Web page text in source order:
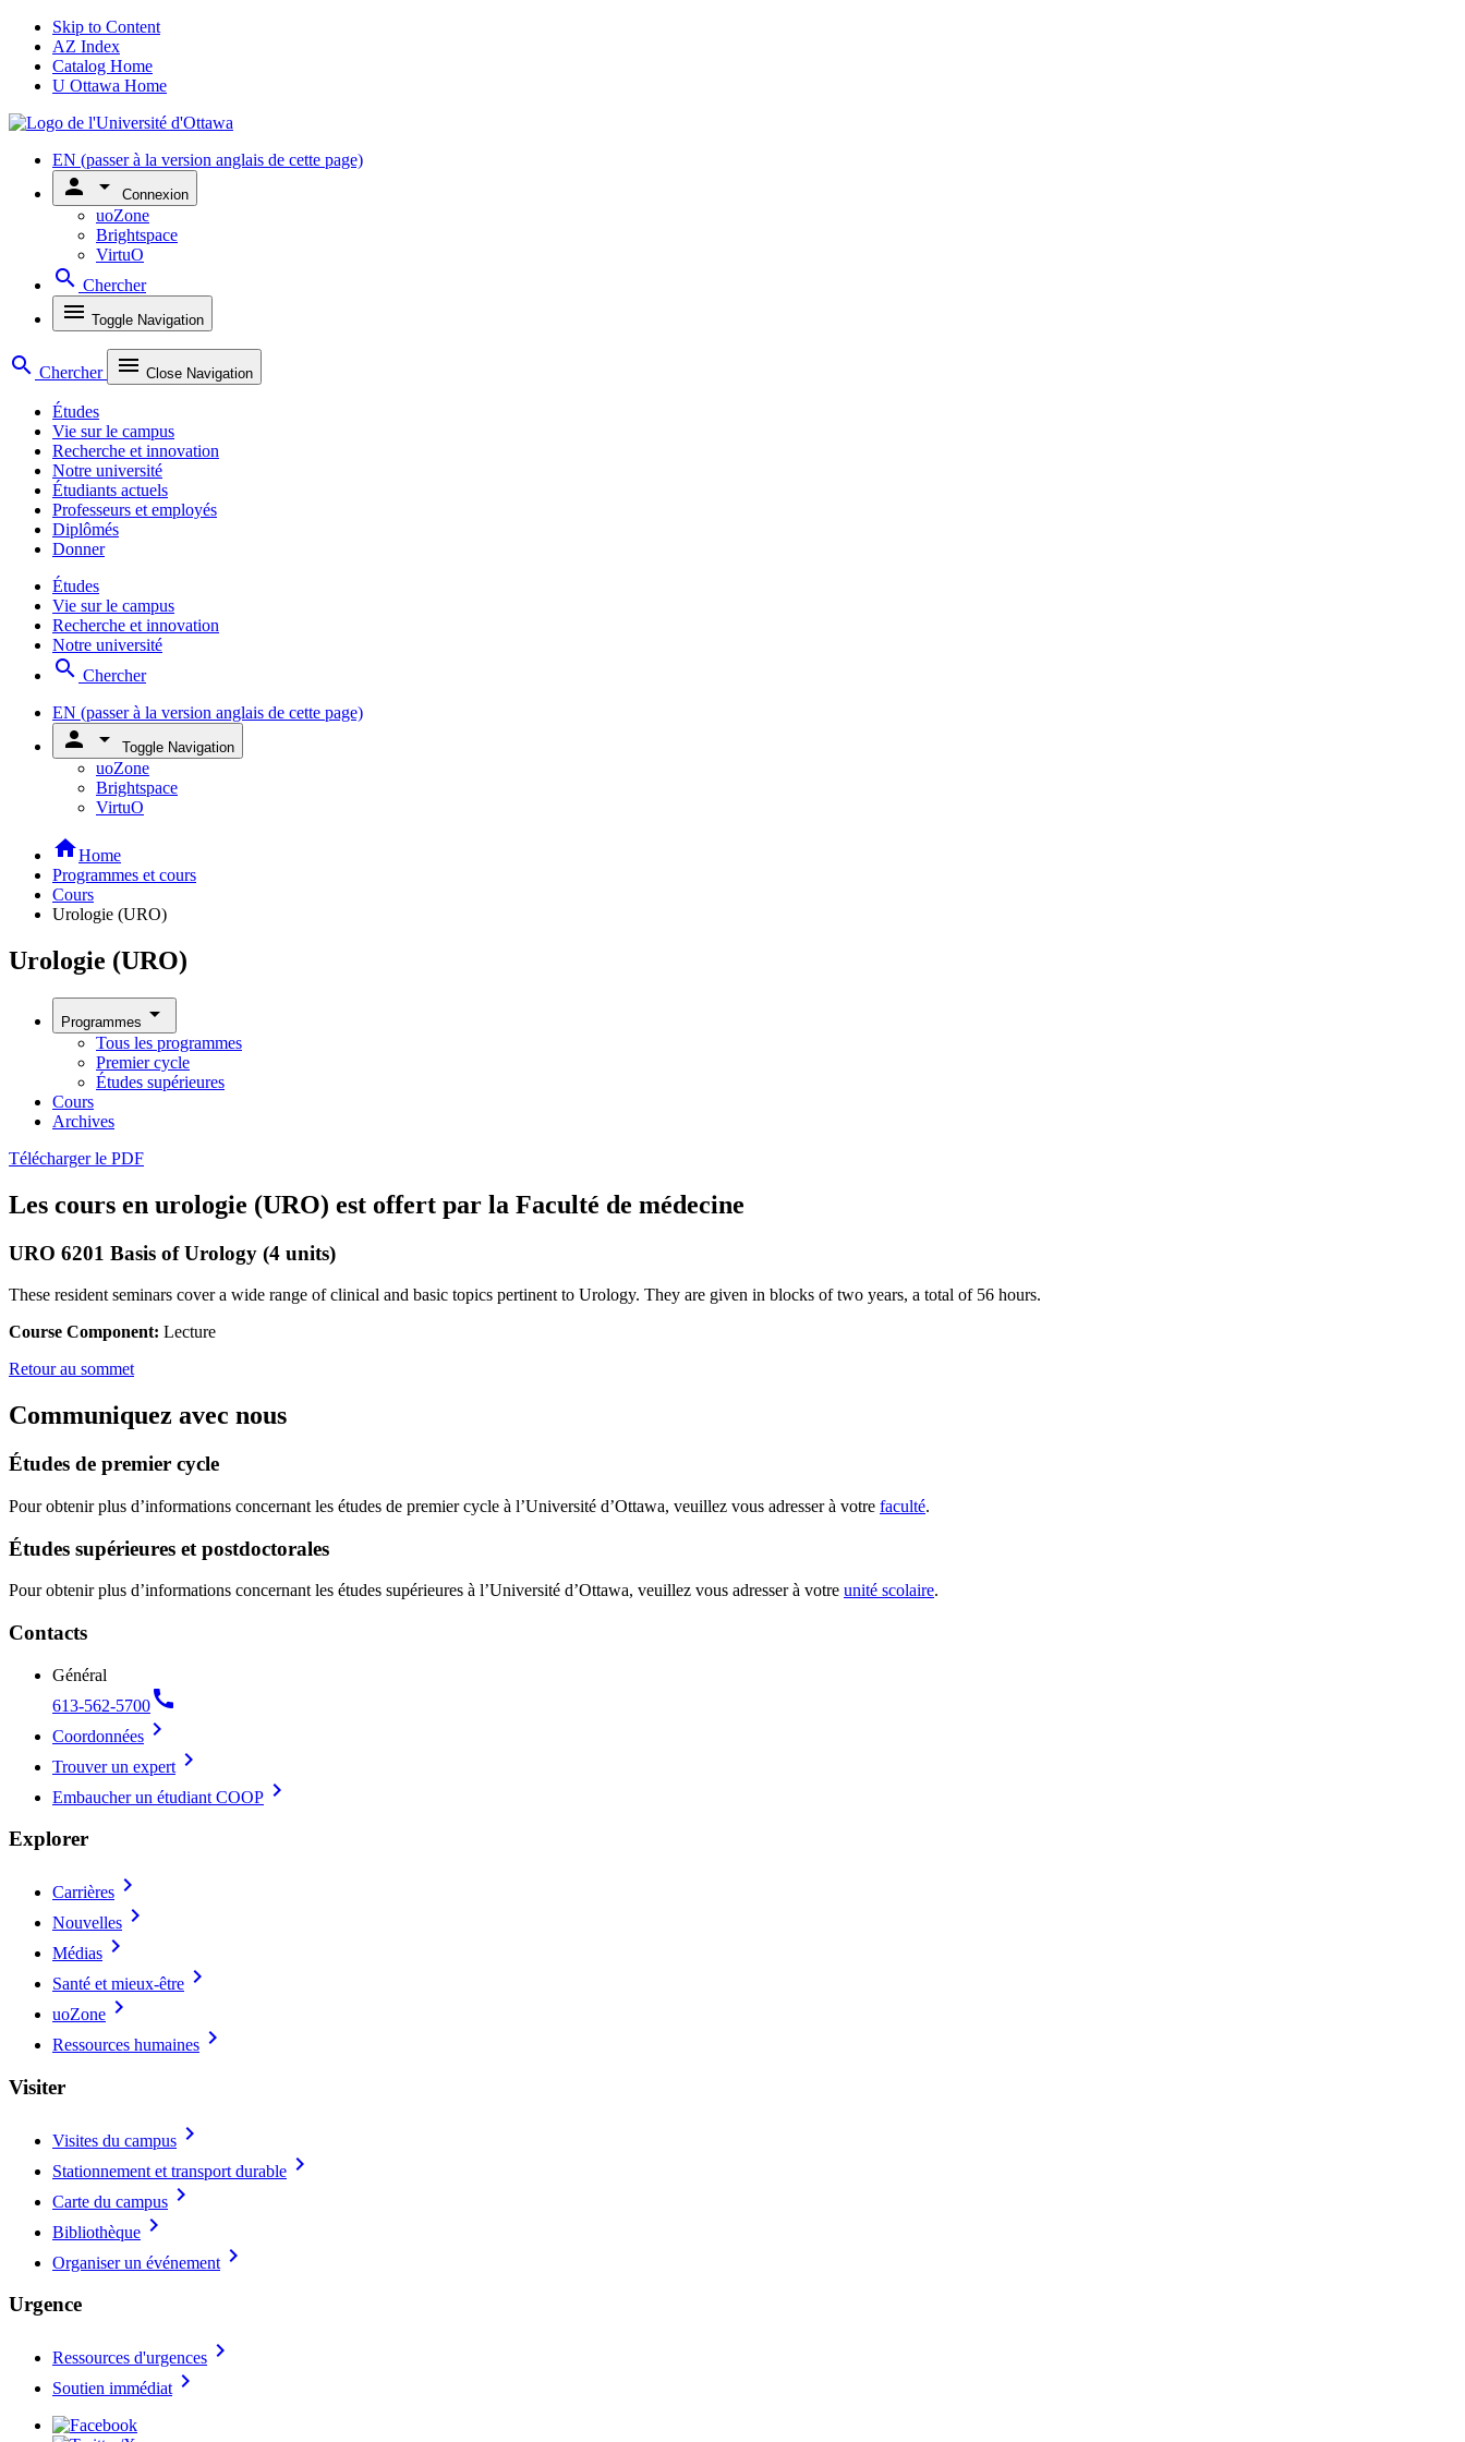
Skip to Content
AZ Index
Catalog Home
U Ottawa Home
EN (passer à la version anglais de cette page)
person arrow_drop_down Connexion
uoZone
Brightspace
VirtuO
search Chercher
menu Toggle Navigation
search Chercher menu Close Navigation
Études
Vie sur le campus
Recherche et innovation
Notre université
Étudiants actuels
Professeurs et employés
Diplômés
Donner
Études
Vie sur le campus
Recherche et innovation
Notre université
search Chercher
EN (passer à la version anglais de cette page)
person arrow_drop_down Toggle Navigation
uoZone
Brightspace
VirtuO
homeHome
Programmes et cours
Cours
Urologie (URO)
Urologie (URO)
Programmes arrow_drop_down
Tous les programmes
Premier cycle
Études supérieures
Cours
Archives
Télécharger le PDF
Les cours en urologie (URO) est offert par la Faculté de médecine
URO 6201 Basis of Urology (4 units)
These resident seminars cover a wide range of clinical and basic topics pertinent to Urology. They are given in blocks of two years, a total of 56 hours.
Course Component: Lecture
Retour au sommet
Communiquez avec nous
Études de premier cycle
Pour obtenir plus d’informations concernant les études de premier cycle à l’Université d’Ottawa, veuillez vous adresser à votre faculté.
Études supérieures et postdoctorales
Pour obtenir plus d’informations concernant les études supérieures à l’Université d’Ottawa, veuillez vous adresser à votre unité scolaire.
Contacts
Général
613-562-5700call
Coordonnées chevron_right
Trouver un expert chevron_right
Embaucher un étudiant COOP chevron_right
Explorer
Carrières chevron_right
Nouvelles chevron_right
Médias chevron_right
Santé et mieux-être chevron_right
uoZone chevron_right
Ressources humaines chevron_right
Visiter
Visites du campus chevron_right
Stationnement et transport durable chevron_right
Carte du campus chevron_right
Bibliothèque chevron_right
Organiser un événement chevron_right
Urgence
Ressources d'urgences chevron_right
Soutien immédiat chevron_right